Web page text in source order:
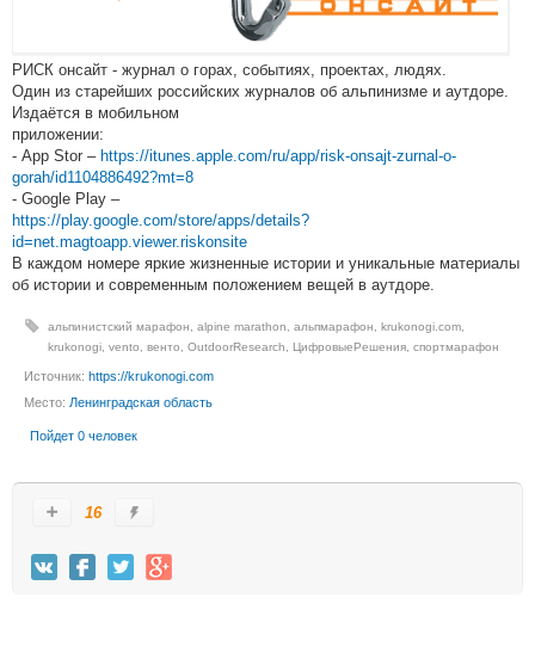
РИСК онсайт - журнал о горах, событиях, проектах, людях.
Один из старейших российских журналов об альпинизме и аутдоре.
Издаётся в мобильном
приложении:
- App Stor – https://itunes.apple.com/ru/app/risk-onsajt-zurnal-o-
gorah/id1104886492?mt=8
- Google Play –
https://play.google.com/store/apps/details?
id=net.magtoapp.viewer.riskonsite
В каждом номере яркие жизненные истории и уникальные материалы
об истории и современным положением вещей в аутдоре.
альпинистский марафон alpine marathon альпмарафон krukonogi.com
krukonogi vento венто OutdoorResearch ЦифровыеРешения спортмарафон
Источник: https://krukonogi.com
Место: Ленинградская область
Пойдет 0 человек
16